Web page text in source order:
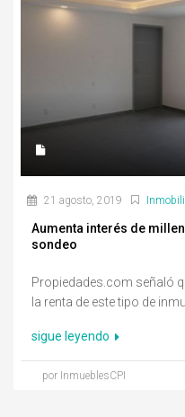
21 agosto, 2019
Aumenta interés de
sondeo
Propiedades.com señaló
la renta de este tipo de
sigue leyendo
por InmueblesCPI